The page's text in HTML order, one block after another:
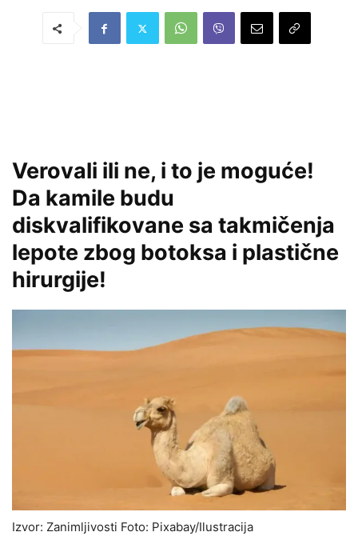
Verovali ili ne, i to je moguće!
Da kamile budu
diskvalifikovane sa takmičenja
lepote zbog botoksa i plastične
hirurgije!
Izvor: Zanimljivosti Foto: Pixabay/Ilustracija